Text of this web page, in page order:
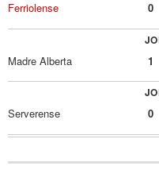
Ferriolense 0
Madre Alberta 1
Serverense 0